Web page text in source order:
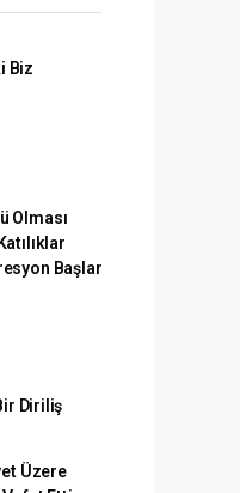
Biz
Olması
Başlar
Diriliş
Üzere